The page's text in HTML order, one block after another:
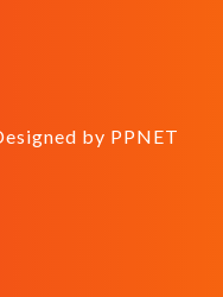
by PPNET